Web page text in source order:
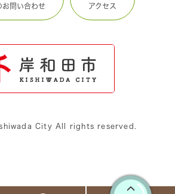
お問い合わせ アクセス
City All rights reserved.